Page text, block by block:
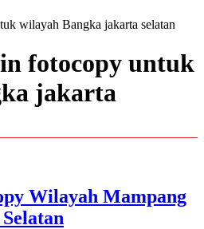
wilayah Bangka jakarta selatan
fotocopy untuk
jakarta
Wilayah Mampang